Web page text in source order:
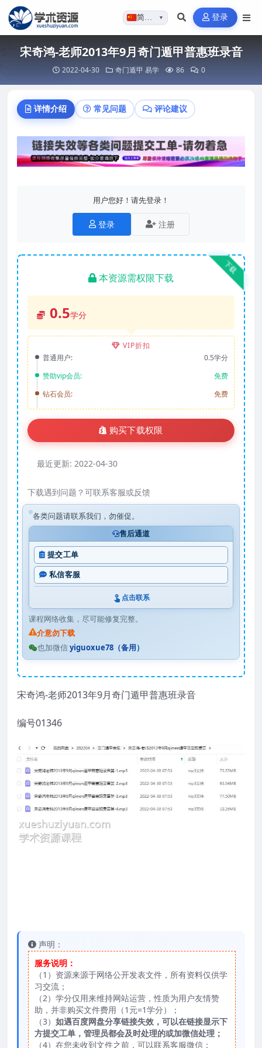
简体…▼ 登录
宋奇鸿-老师2013年9月奇门遁甲普惠班录音
2022-04-30 奇门遁甲 易学 86 0
详情介绍 常见问题 评论建议
用户您好！请先登录！
登录 注册
下载
本资源需权限下载
0.5学分
VIP折扣
普通用户:
0.5学分
赞助vip会员:
免费
钻石会员:
免费
购买下载权限
最近更新: 2022-04-30
下载遇到问题？可联系客服或反馈
各类问题请联系我们，勿催促。
售后通道
提交工单
私信客服
点击联系
课程网络收集，尽可能修复完整。
介意勿下载
也加微信yiguoxue78（备用）
宋奇鸿-老师2013年9月奇门遁甲普惠班录音
编号01346
声明：
服务说明：
（1）资源来源于网络公开发表文件，所有资料仅供学
习交流；
（2）学分仅用来维持网站运营，性质为用户友情赞
助，并非购买文件费用（1元=1学分）；
（3） 如遇百度网盘分享链接失效，可以在链接显示下
方提交工单，管理员都会及时处理的或加微信处理；
（4）在您未收到文件之前，可以联系客服微信：